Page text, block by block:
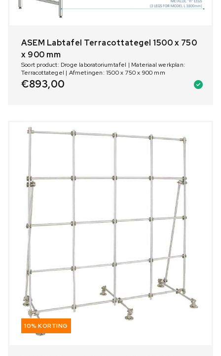
ASEM Labtafel Terracottategel 1500 x 750
x 900 mm
Soort product: Droge laboratoriumtafel | Materiaal werkplan:
Terracottategel | Afmetingen: 1500 x 750 x 900 mm
€893,00
10% KORTING